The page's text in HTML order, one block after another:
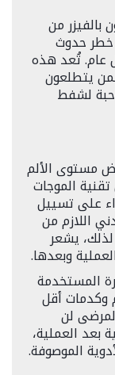
من
خطر حدوث
عام. تُعد هذه
يتطلعون
لشفط
مستوى الألم
الموجات
على تسييل
اللازم من
يشعر
وبعدها.
المستخدمة
وكدمات أقل
لن
بعد العملية،
الموصوفة.